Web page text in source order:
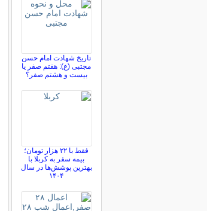
تاریخ شهادت امام حسن
مجتبی (ع): هفتم صفر یا
بیست و هشتم صفر؟
فقط با ۲۲ هزار تومان؛
بیمه سفر به کربلا با
بهترین پوشش‌ها در سال
۱۴۰۴